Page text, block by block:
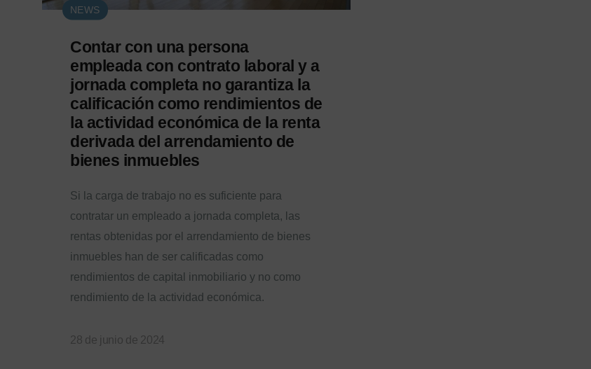
NEWS
Contar con una persona
empleada con contrato laboral y a
jornada completa no garantiza la
calificación como rendimientos de
la actividad económica de la renta
derivada del arrendamiento de
bienes inmuebles
Si la carga de trabajo no es suficiente para
contratar un empleado a jornada completa, las
rentas obtenidas por el arrendamiento de bienes
inmuebles han de ser calificadas como
rendimientos de capital inmobiliario y no como
rendimiento de la actividad económica.
28 de junio de 2024